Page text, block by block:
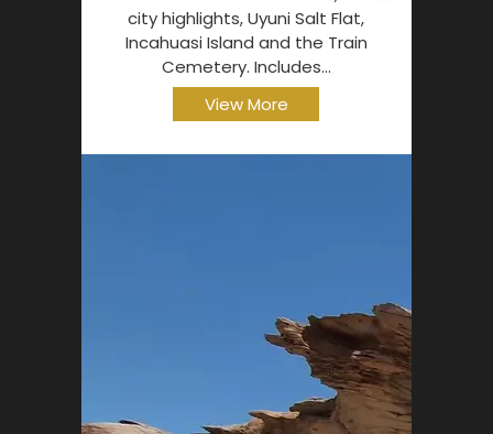
city highlights, Uyuni Salt Flat,
Incahuasi Island and the Train
Cemetery. Includes...
View More